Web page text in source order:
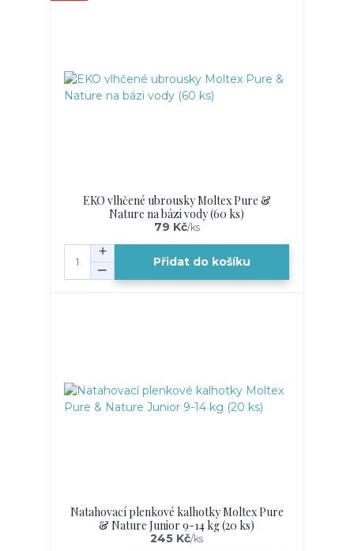
EKO vlhčené ubrousky Moltex Pure &
Nature na bázi vody (60 ks)
79 Kč/ks
Přidat do košíku
Natahovací plenkové kalhotky Moltex Pure
& Nature Junior 9-14 kg (20 ks)
245 Kč/ks